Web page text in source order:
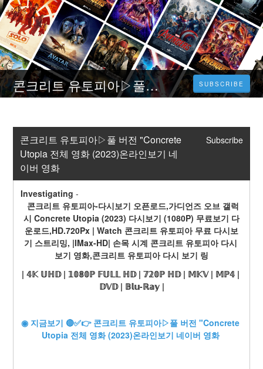
콘크리트 유토피아▷풀 버전 "Concrete Utopia 전체 영화 (2023)온라인보기 네이버 영화 SUBSCRIBE
콘크리트 유토피아▷풀 버전 "Concrete
Utopia 전체 영화 (2023)온라인보기 네
이버 영화
Subscribe
Investigating -
콘크리트 유토피아-다시보기 오픈로드,가디언즈 오브 갤럭
시 Concrete Utopia (2023) 다시보기 (1080P) 무료보기 다
운로드,HD.720Px | Watch 콘크리트 유토피아 무료 다시보
기 스트리밍, |IMax-HD| 손목 시계 콘크리트 유토피아 다시
보기 영화,콘크리트 유토피아 다시 보기 링
| 𝟜𝕂 𝕌ℍ𝔻 | 𝟙𝟘𝟠𝟘ℙ 𝔽𝕌𝕃𝕃 ℍ𝔻 | 𝟟𝟚𝟘ℙ ℍ𝔻 | 𝕄𝕂𝕍 | 𝕄ℙ𝟜 |
𝔻𝕍𝔻 | 𝔹𝕝𝕦-ℝ𝕒𝕪 |
◉ 지금보기 🔴✅👉 콘크리트 유토피아▷풀 버전 "Concrete
Utopia 전체 영화 (2023)온라인보기 네이버 영화